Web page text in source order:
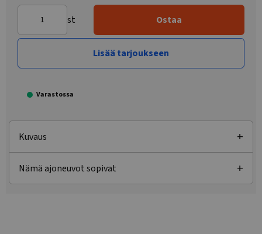
st Ostaa
Lisää tarjoukseen
Varastossa
Kuvaus
Nämä ajoneuvot sopivat